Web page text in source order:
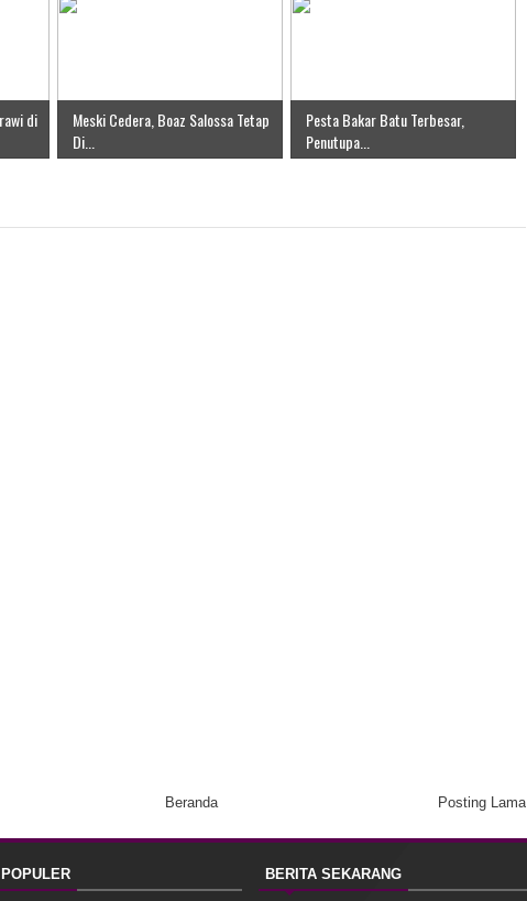
di
Meski Cedera, Boaz Salossa Tetap
Di...
Pesta Bakar Batu Terbesar,
Penutupa...
Posting Lama
Beranda
BERITA SEKARANG